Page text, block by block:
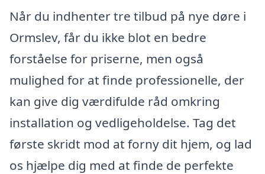
Når du indhenter tre tilbud på nye døre i
Ormslev, får du ikke blot en bedre
forståelse for priserne, men også
mulighed for at finde professionelle, der
kan give dig værdifulde råd omkring
installation og vedligeholdelse. Tag det
første skridt mod at forny dit hjem, og lad
os hjælpe dig med at finde de perfekte